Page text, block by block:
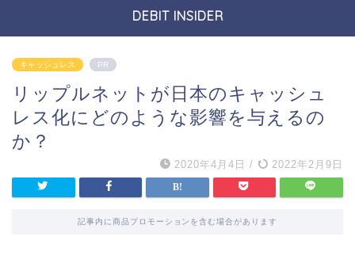
DEBIT INSIDER
キャッシュレス PR
リップルネットが日本のキャッシュ
レス化にどのような影響を与えるの
か？
2020年4月4日 / 2022年2月9日
記事内に商品プロモーションを含む場合があります